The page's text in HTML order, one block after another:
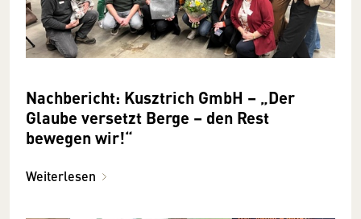
Nachbericht: Kusztrich GmbH – „Der
Glaube versetzt Berge – den Rest
bewegen wir!“
Weiterlesen